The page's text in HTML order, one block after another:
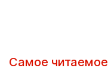
Самое читаемое